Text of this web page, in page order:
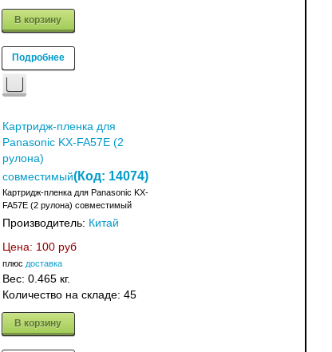
В корзину
Подробнее
Картридж-пленка для
Panasonic KX-FA57E (2
рулона)
совместимый(Код: 14074)
Картридж-пленка для Panasonic KX-
FA57E (2 рулона) совместимый
Производитель: Китай
Цена: 100 руб
плюс доставка
Вес: 0.465 кг.
Количество на складе: 45
В корзину